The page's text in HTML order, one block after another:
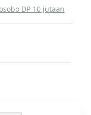
DP 10 jutaan